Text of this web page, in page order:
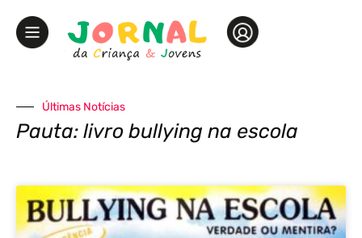
Últimas Notícias
Pauta: livro bullying na escola